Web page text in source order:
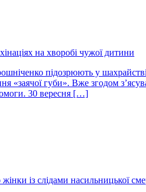
на хворобі чужої дитини
підозрюють у
«заячої губи». Вже згодом
30 вересня […]
із слідами насильницької